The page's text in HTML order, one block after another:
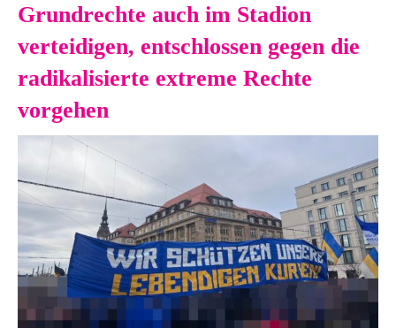
Grundrechte auch im Stadion
verteidigen, entschlossen gegen die
radikalisierte extreme Rechte
vorgehen